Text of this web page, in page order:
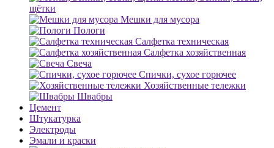
щётки
Мешки для мусора
Пологи
Салфетка техническая
Салфетка хозяйственная
Свеча
Спички, сухое горючее
Хозяйственные тележки
Швабры
Цемент
Штукатурка
Электроды
Эмали и краски